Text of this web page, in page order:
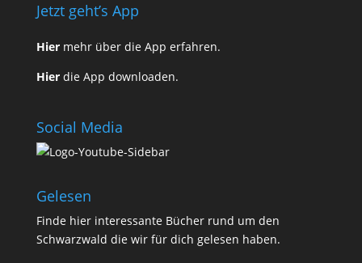
Jetzt geht’s App
Hiermehr über die App erfahren.
Hierdie App downloaden.
Social Media
Gelesen
Finde hierinteressante Bücher rund um den
Schwarzwald die wir für dich gelesen haben.